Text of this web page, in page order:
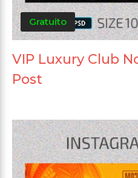
Gratuito
VIP Luxury Club
Post